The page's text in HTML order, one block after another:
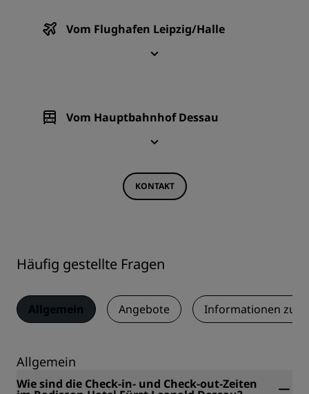
Vom Flughafen Leipzig/Halle
Vom Hauptbahnhof Dessau
KONTAKT
Häufig gestellte Fragen
Allgemein Angebote Informationen zum
Allgemein
Wie sind die Check-in- und Check-out-Zeiten